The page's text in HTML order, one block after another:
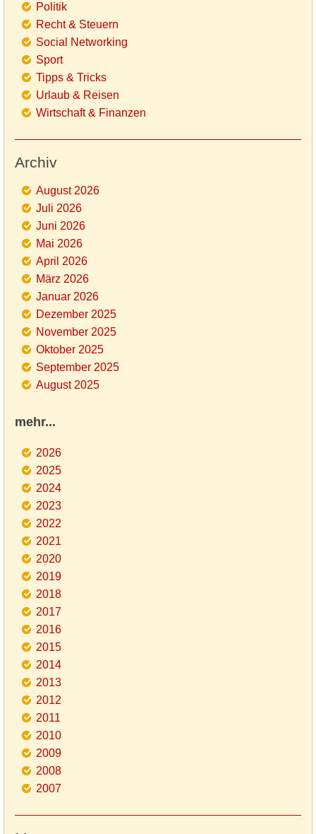
Politik
Recht & Steuern
Social Networking
Sport
Tipps & Tricks
Urlaub & Reisen
Wirtschaft & Finanzen
Archiv
August 2026
Juli 2026
Juni 2026
Mai 2026
April 2026
März 2026
Januar 2026
Dezember 2025
November 2025
Oktober 2025
September 2025
August 2025
mehr...
2026
2025
2024
2023
2022
2021
2020
2019
2018
2017
2016
2015
2014
2013
2012
2011
2010
2009
2008
2007